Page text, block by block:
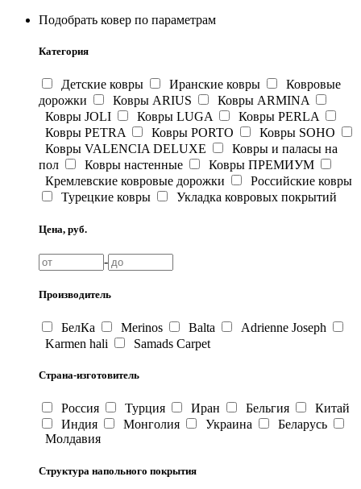
Подобрать ковер по параметрам
Категория
Детские ковры Иранские ковры
Ковровые
дорожки
Ковры ARIUS
Ковры ARMINA
Ковры JOLI
Ковры LUGA
Ковры PERLA
Ковры PETRA
Ковры PORTO
Ковры SOHO
Ковры VALENCIA DELUXE
Ковры и паласы на
пол
Ковры настенные
Ковры ПРЕМИУМ
Кремлевские ковровые дорожки
Российские ковры
Турецкие ковры
Укладка ковровых покрытий
Цена, руб.
-
Производитель
БелКа Merinos Balta
Adrienne Joseph
Karmen hali
Samads Carpet
Страна-изготовитель
Россия Турция Иран Бельгия
Китай
Индия
Монголия Украина
Беларусь
Молдавия
Структура напольного покрытия